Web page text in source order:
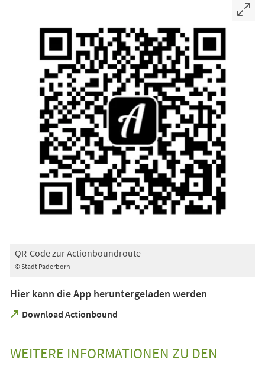
© Stadt Paderborn
QR-Code zur Actionboundroute
Hier kann die App heruntergeladen werden
Download Actionbound
(Öffnet
neuen
Tab)
WEITERE INFORMATIONEN ZU DEN